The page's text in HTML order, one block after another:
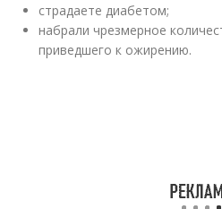
страдаете диабетом;
набрали чрезмерное
приведшего к ожирению.